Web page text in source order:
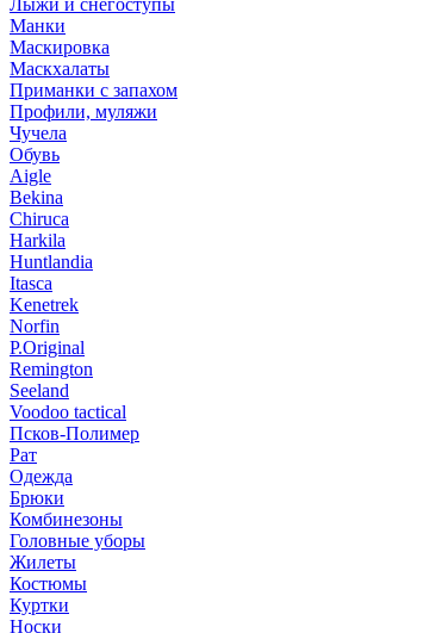
Лыжи и снегоступы
Манки
Маскировка
Маскхалаты
Приманки с запахом
Профили, муляжи
Чучела
Обувь
Aigle
Bekina
Chiruсa
Harkila
Huntlandia
Itasca
Kenetrek
Norfin
P.Original
Remington
Seeland
Voodoo tactical
Псков-Полимер
Рат
Одежда
Брюки
Комбинезоны
Головные уборы
Жилеты
Костюмы
Куртки
Носки